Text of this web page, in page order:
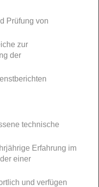
Prüfung von
zur
der
technische
Erfahrung im
einer
und verfügen